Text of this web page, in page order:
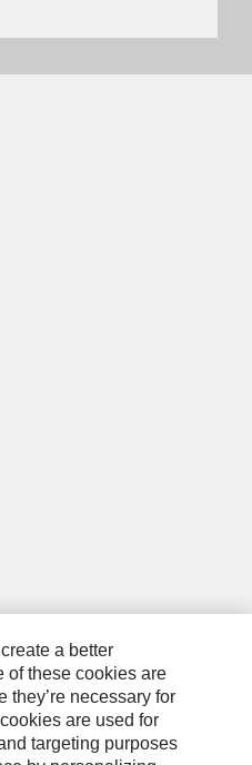
a better
of these cookies are
they’re necessary for
are used for
targeting purposes